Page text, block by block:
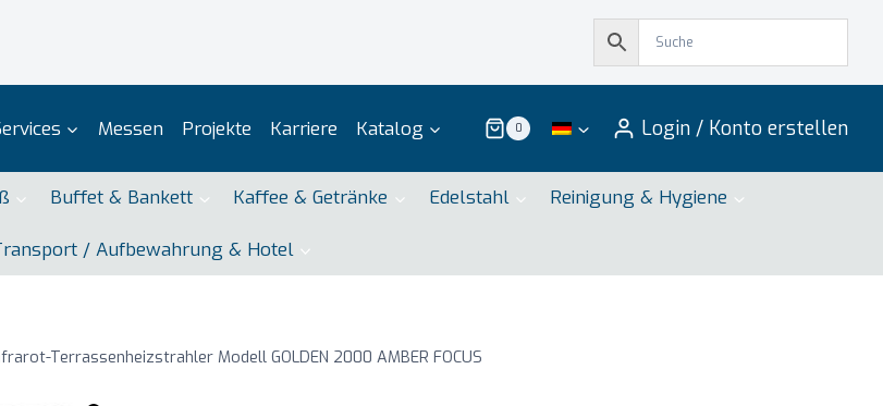
Messen Projekte Karriere Katalog 0 Login / Konto erstellen
Buffet & Bankett Kaffee & Getränke Edelstahl Reinigung & Hygiene
/ Aufbewahrung & Hotel
Terrassenheizstrahler Modell GOLDEN 2000 AMBER FOCUS